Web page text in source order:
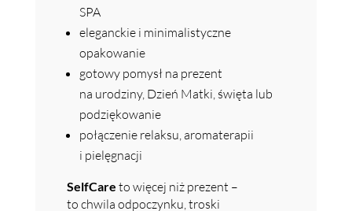
SPA
eleganckie i minimalistyczne
opakowanie
gotowy pomysł na prezent
na urodziny, Dzień Matki, święta lub
podziękowanie
połączenie relaksu, aromaterapii
i pielęgnacji
SelfCare to więcej niż prezent –
to chwila odpoczynku, troski